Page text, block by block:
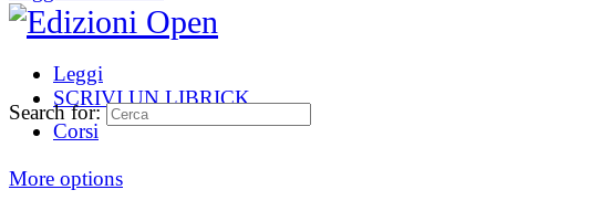
Leggi
SCRIVI UN LIBRICK
Corsi
More options
Search for: